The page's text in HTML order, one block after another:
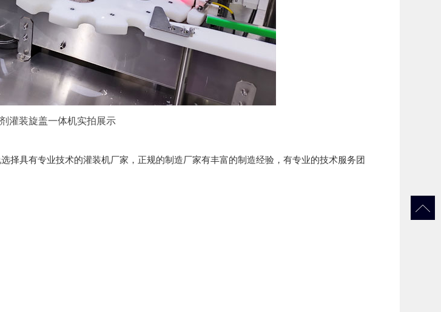
灌装旋盖一体机实拍展示
具有专业技术的灌装机厂家，正规的制造厂家有丰富的制造经验，有专业的技术服务团